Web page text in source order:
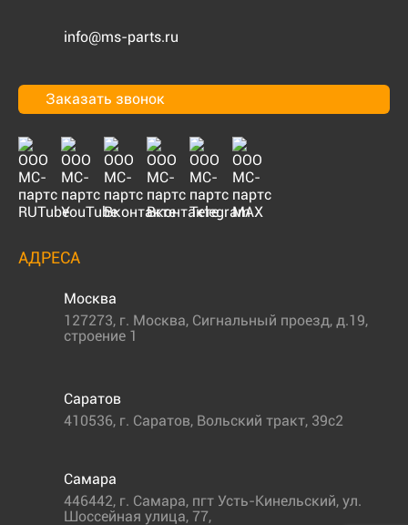
info@ms-parts.ru
Заказать звонок
АДРЕСА
Москва
127273, г. Москва, Сигнальный проезд, д.19,
строение 1
Саратов
410536, г. Саратов, Вольский тракт, 39с2
Самара
446442, г. Самара, пгт Усть-Кинельский, ул.
Шоссейная улица, 77,